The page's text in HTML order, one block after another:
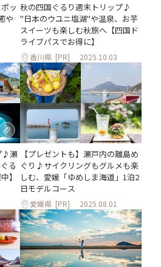
ッ
や
秋の四国ぐるり週末トリップ♪
"日本のウユニ塩湖"や温泉、お芋
スイーツも楽しむ秋旅へ【四国ド
ライブパスでお得に】
香川県 [PR] 2025.10.03
♪瀬
る
】
【プレゼントも】瀬戸内の離島め
ぐり♪サイクリングもグルメも楽
しむ、愛媛「ゆめしま海道」1泊2
日モデルコース
愛媛県 [PR] 2025.08.01